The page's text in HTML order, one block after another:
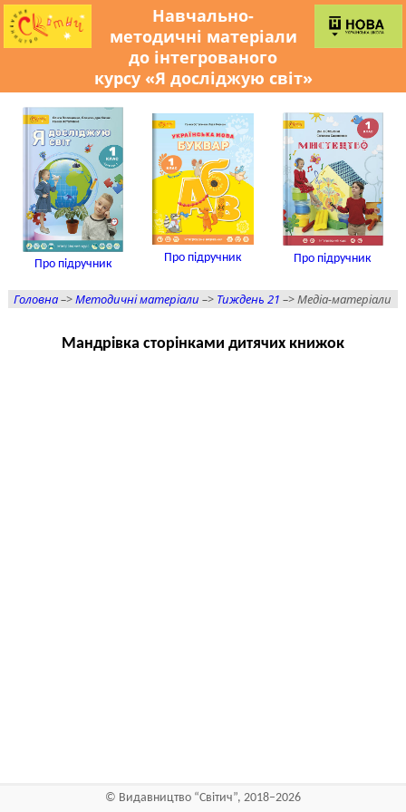
Навчально-
методичні матеріали
до інтегрованого
курсу «Я досліджую світ»
Про підручник
Про підручник Про підручник
Головна–>Методичні матеріали –> Тиждень 21 –> Медіа-матеріали
Мандрівка сторінками дитячих книжок
© Видавництво “Світич”, 2018–2026